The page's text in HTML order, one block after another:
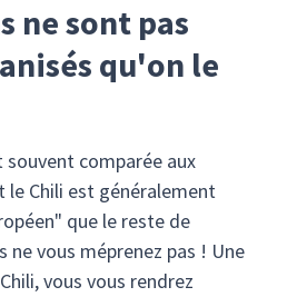
ne sont pas
qu'on le
souvent comparée aux
le Chili est généralement
que le reste de
ne vous méprenez pas ! Une
vous vous rendrez